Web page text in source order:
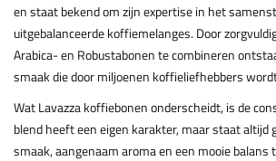
en staat bekend om zijn expertise in het
uitgebalanceerde koffiemelanges. Door
Arabica- en Robustabonen te combineren
smaak die door miljoenen koffieliefhebbers
Wat Lavazza koffiebonen onderscheidt, is de
blend heeft een eigen karakter, maar staat altijd
smaak, aangenaam aroma en een mooie balans